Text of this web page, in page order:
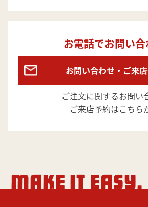
お電話でお問い
お問い合わせ・ご来
ご注文に関するお問い
ご来店予約はこちら
MAKE IT EASY.